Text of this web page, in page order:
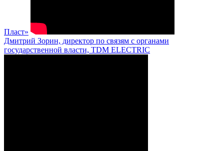
Пласт»
Дмитрий Зорин, директор по связям с органами
государственной власти, TDM ELECTRIC